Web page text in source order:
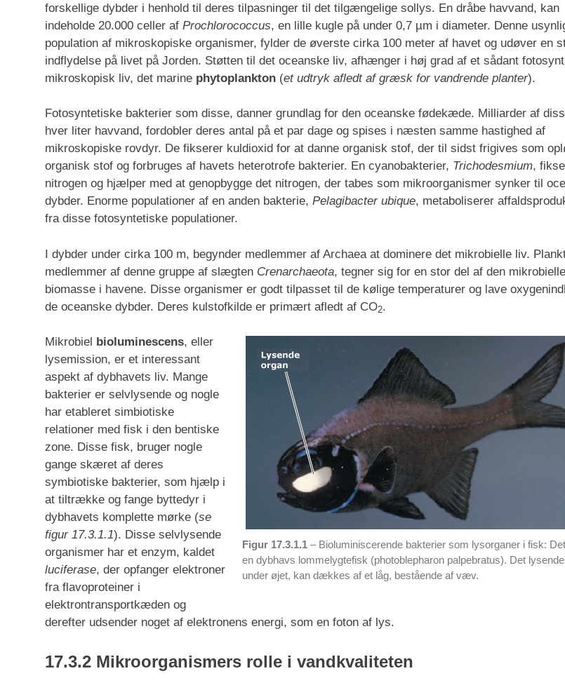
forskellige dybder i henhold til deres tilpasninger til det tilgængelige sollys. En dråbe havvand, kan
indeholde 20.000 celler af Prochlorococcus, en lille kugle på under 0,7 µm i diameter. Denne
population af mikroskopiske organismer, fylder de øverste cirka 100 meter af havet og udøver en
indflydelse på livet på Jorden. Støtten til det oceanske liv, afhænger i høj grad af et sådant
mikroskopisk liv, det marine phytoplankton (et udtryk afledt af græsk for vandrende planter).
Fotosyntetiske bakterier som disse, danner grundlag for den oceanske fødekæde. Milliarder af
hver liter havvand, fordobler deres antal på et par dage og spises i næsten samme hastighed af
mikroskopiske rovdyr. De fikserer kuldioxid for at danne organisk stof, der til sidst frigives som
organisk stof og forbruges af havets heterotrofe bakterier. En cyanobakterier, Trichodesmium,
nitrogen og hjælper med at genopbygge det nitrogen, der tabes som mikroorganismer synker til
dybder. Enorme populationer af en anden bakterie, Pelagibacter ubique, metaboliserer
fra disse fotosyntetiske populationer.
I dybder under cirka 100 m, begynder medlemmer af Archaea at dominere det mikrobielle liv.
medlemmer af denne gruppe af slægten Crenarchaeota, tegner sig for en stor del af den mikrobielle
biomasse i havene. Disse organismer er godt tilpasset til de kølige temperaturer og lave
de oceanske dybder. Deres kulstofkilde er primært afledt af CO2.
Figur 17.3.1.1 – Bioluminiscerende bakterier som lysorganer i fisk:
en dybhavs lommelygtefisk (photoblepharon palpebratus). Det
under øjet, kan dækkes af et låg, bestående af væv.
Mikrobiel bioluminescens, eller
lysemission, er et interessant
aspekt af dybhavets liv. Mange
bakterier er selvlysende og nogle
har etableret simbiotiske
relationer med fisk i den bentiske
zone. Disse fisk, bruger nogle
gange skæret af deres
symbiotiske bakterier, som hjælp i
at tiltrække og fange byttedyr i
dybhavets komplette mørke (se
figur 17.3.1.1). Disse selvlysende
organismer har et enzym, kaldet
luciferase, der opfanger elektroner
fra flavoproteiner i
elektrontransportkæden og
derefter udsender noget af elektronens energi, som en foton af lys.
17.3.2 Mikroorganismers rolle i vandkvaliteten